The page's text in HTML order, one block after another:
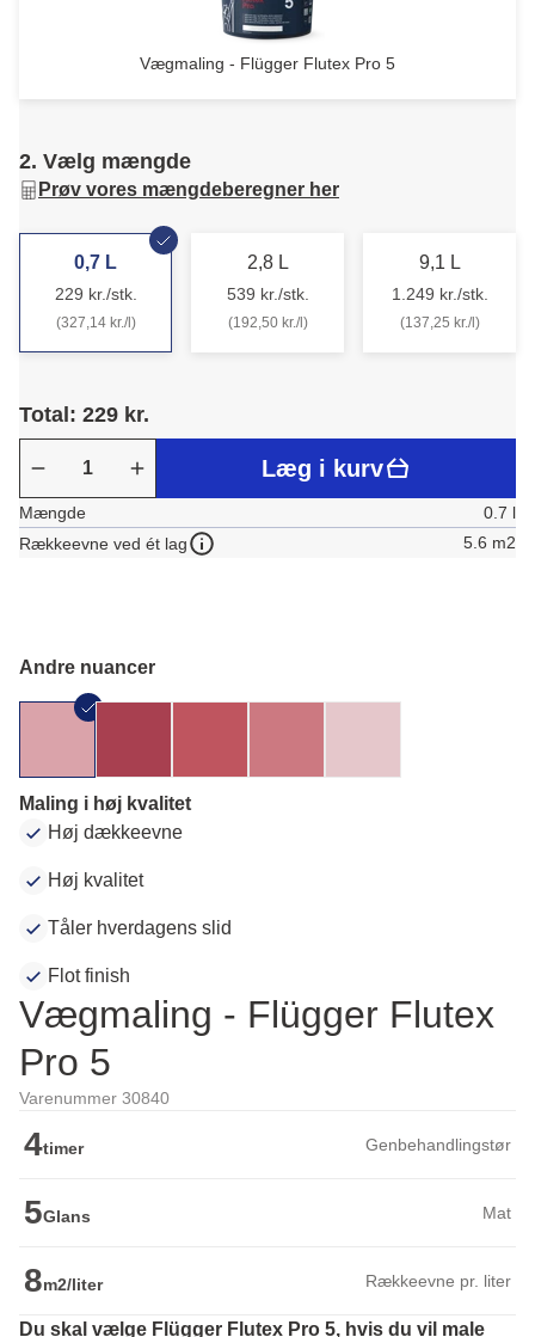
Vægmaling - Flügger Flutex Pro 5
2. Vælg mængde
Prøv vores mængdeberegner her
0,7 L
229 kr./stk.
(327,14 kr./l)
2,8 L
539 kr./stk.
(192,50 kr./l)
9,1 L
1.249 kr./stk.
(137,25 kr./l)
Total: 229 kr.
Læg i kurv
Mængde
0.7 l
Rækkeevne ved ét lag
5.6 m2
Andre nuancer
Maling i høj kvalitet
Høj dækkeevne
Høj kvalitet
Tåler hverdagens slid
Flot finish
Vægmaling - Flügger Flutex
Pro 5
Varenummer 30840
4timer Genbehandlingstør
5Glans Mat
8m2/liter Rækkeevne pr. liter
Du skal vælge Flügger Flutex Pro 5, hvis du vil male